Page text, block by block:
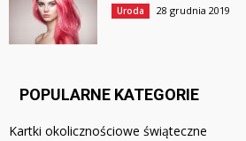
Uroda 28 grudnia 2019
POPULARNE KATEGORIE
Kartki okolicznościowe świąteczne